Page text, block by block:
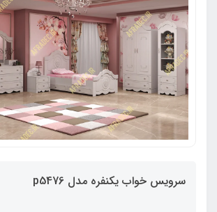
سرویس خواب یکنفره مدل p5476